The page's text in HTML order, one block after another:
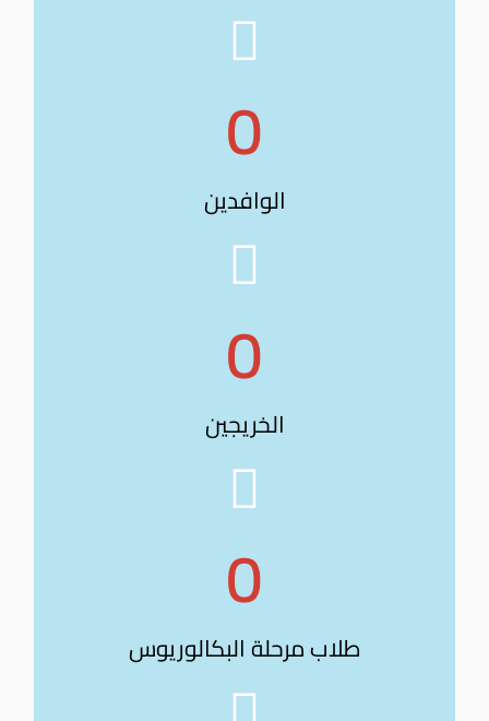
0
الوافدين
0
الخريجين
0
طلاب مرحلة البكالوريوس